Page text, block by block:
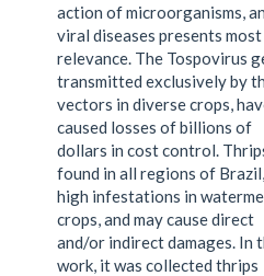
action of microorganisms,
viral diseases presents most
relevance. The Tospovirus
transmitted exclusively by
vectors in diverse crops,
caused losses of billions of
dollars in cost control.
found in all regions of
high infestations in
crops, and may cause direct
and/or indirect damages. In
work, it was collected thrips